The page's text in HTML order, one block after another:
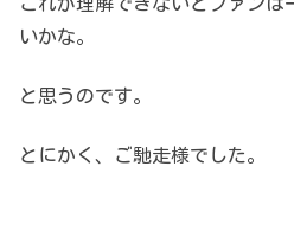
いかな。
と思うのです。
とにかく、ご馳走様でした。